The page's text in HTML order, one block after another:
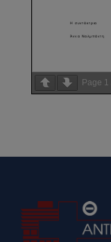
Page 1